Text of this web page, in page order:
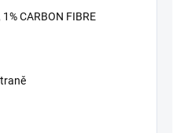
1% CARBON FIBRE